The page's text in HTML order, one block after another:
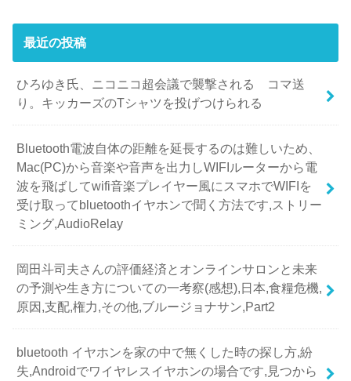
最近の投稿
ひろゆき氏、ニコニコ超会議で襲撃される コマ送
り。キッカーズのTシャツを投げつけられる
Bluetooth電波自体の距離を延長するのは難しいため、
Mac(PC)から音楽や音声を出力しWIFIルーターから電
波を飛ばしてwifi音楽プレイヤー風にスマホでWIFIを
受け取ってbluetoothイヤホンで聞く方法です,ストリー
ミング,AudioRelay
岡田斗司夫さんの評価経済とオンラインサロンと未来
の予測や生き方についての一考察(感想),日本,食糧危機,
原因,支配,権力,その他,ブルージョナサン,Part2
bluetooth イヤホンを家の中で無くした時の探し方,紛
失,Androidでワイヤレスイヤホンの場合です,見つから